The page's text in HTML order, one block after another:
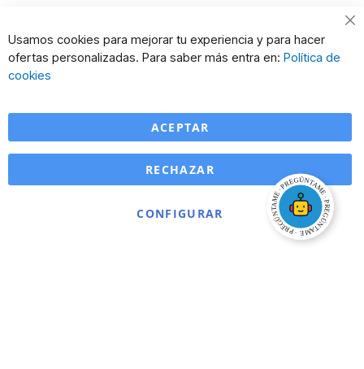
Usamos cookies para mejorar tu experiencia y para hacer
ofertas personalizadas. Para saber más entra en: Política de
cookies
ACEPTAR
CONFIGURAR
RECHAZAR